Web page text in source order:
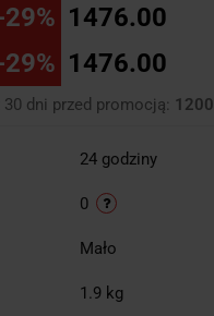
1476.00
1476.00
dni przed promocją: 1200
24 godziny
0
Mało
1.9 kg